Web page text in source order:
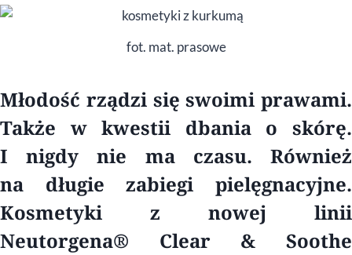
fot. mat. prasowe
Młodość rządzi się swoimi prawami.
Także w kwestii dbania o skórę.
I nigdy nie ma czasu. Również
na długie zabiegi pielęgnacyjne.
Kosmetyki z nowej linii
Neutorgena® Clear & Soothe